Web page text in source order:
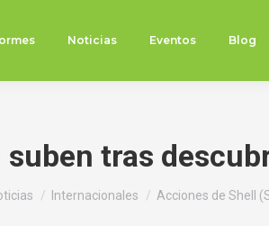
Noticias Eventos Blog
tras
Internacionales Acciones de Shell